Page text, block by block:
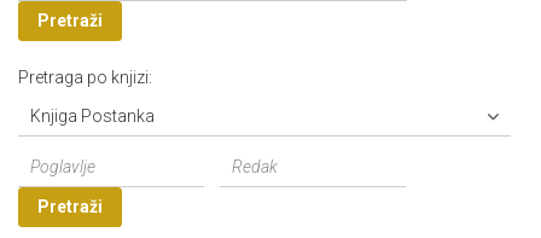
Pretraži
Pretraga po knjizi:
Knjiga Postanka
Pretraži